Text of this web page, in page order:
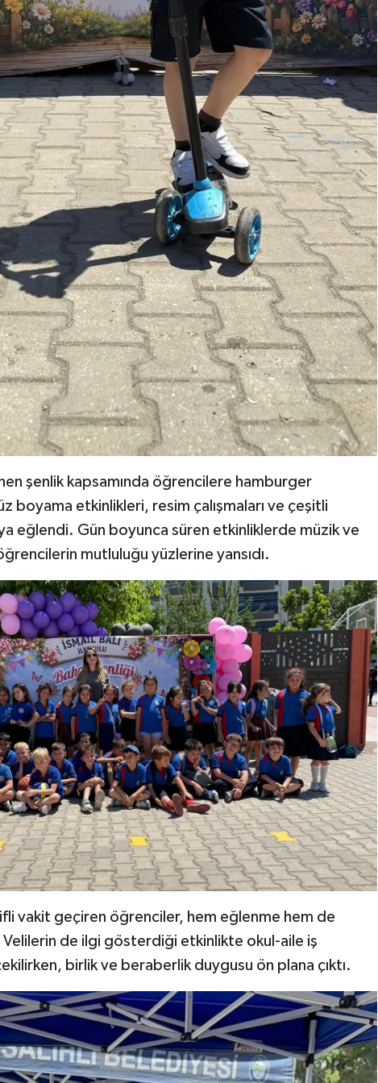
şenlik kapsamında öğrencilere hamburger
boyama etkinlikleri, resim çalışmaları ve çeşitli
eğlendi. Gün boyunca süren etkinliklerde müzik ve
mutluluğu yüzlerine yansıdı.
vakit geçiren öğrenciler, hem eğlenme hem de
Velilerin de ilgi gösterdiği etkinlikte okul-aile iş
birlik ve beraberlik duygusu ön plana çıktı.